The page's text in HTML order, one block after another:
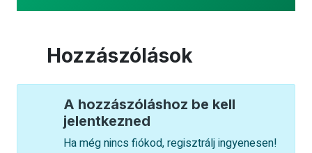
Hozzászólások
A hozzászóláshoz be kell
jelentkezned
Ha még nincs fiókod, regisztrálj ingyenesen!